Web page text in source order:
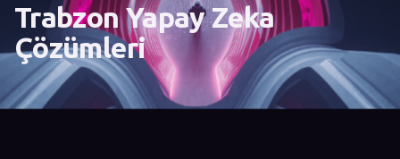
Trabzon Yapay Zeka
Çözümleri